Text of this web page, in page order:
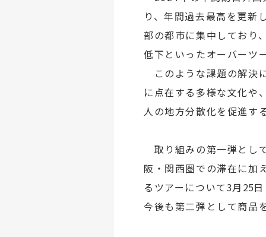
り、年間過去最高を更新
部の都市に集中しており
低下といったオーバーツ
このような課題の解決
に点在する多様な文化や
人の地方分散化を促進す
取り組みの第一弾として
阪・関西圏での滞在に加え
るツアーについて3月 25
今後も第二弾として商品